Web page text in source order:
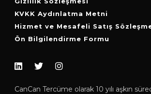
KVKK Aydınlatma Metni
Hizmet ve Mesafeli Satış
Ön Bilgilendirme Formu
CanCan Tercüme olarak 10 yılı aşkın